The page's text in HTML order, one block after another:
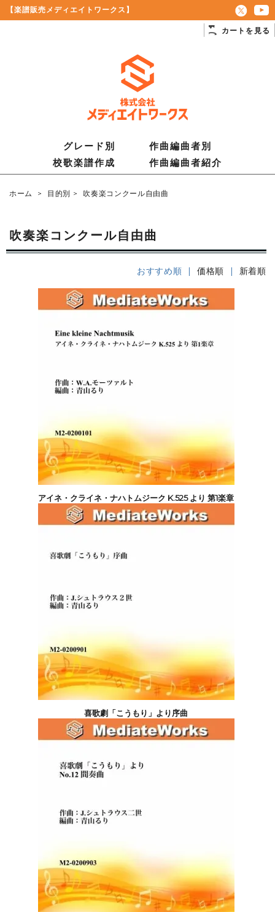
【楽譜販売メディエイトワークス】
カートを見る
グレード別
作曲編曲者別
校歌楽譜作成
作曲編曲者紹介
ホーム > 目的別 > 吹奏楽コンクール自由曲
吹奏楽コンクール自由曲
おすすめ順 |価格順 新着順
アイネ・クライネ・ナハトムジーク K.525 より 第1楽章
8,800円(税込)
喜歌劇「こうもり」より序曲
22,000円(税込)